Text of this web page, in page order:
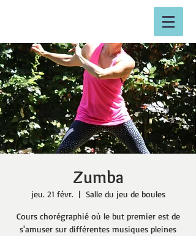
Zumba
jeu. 21 févr.
  |
Salle du jeu de boules
Cours chorégraphié où le but premier est de
s'amuser sur différentes musiques pleines